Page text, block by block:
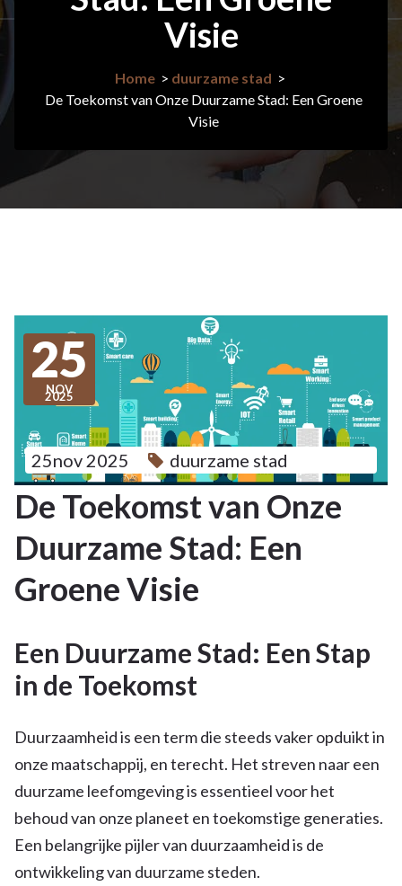
Visie
Home> duurzame stad >
De Toekomst van Onze Duurzame Stad: Een Groene
Visie
25
NOV
2025
25nov 2025 duurzame stad
De Toekomst van Onze
Duurzame Stad: Een
Groene Visie
Een Duurzame Stad: Een Stap
in de Toekomst
Duurzaamheid is een term die steeds vaker opduikt in
onze maatschappij, en terecht. Het streven naar een
duurzame leefomgeving is essentieel voor het
behoud van onze planeet en toekomstige generaties.
Een belangrijke pijler van duurzaamheid is de
ontwikkeling van duurzame steden.